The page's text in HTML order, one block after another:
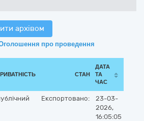
архівом
про проведення
СТАН
ДАТА
ТА
ЧАС
Експортовано:
23-03-
2026,
16:05:05